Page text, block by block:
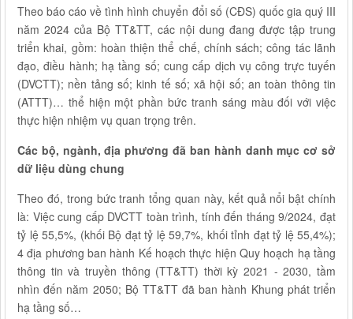
Theo báo cáo về tình hình chuyển đổi số (CĐS) quốc gia quý III
năm 2024 của Bộ TT&TT, các nội dung đang được tập trung
triển khai, gồm: hoàn thiện thể chế, chính sách; công tác lãnh
đạo, điều hành; hạ tầng số; cung cấp dịch vụ công trực tuyến
(DVCTT); nền tảng số; kinh tế số; xã hội số; an toàn thông tin
(ATTT)… thể hiện một phần bức tranh sáng màu đối với việc
thực hiện nhiệm vụ quan trọng trên.
Các bộ, ngành, địa phương đã ban hành danh mục cơ sở
dữ liệu dùng chung
Theo đó, trong bức tranh tổng quan này, kết quả nổi bật chính
là: Việc cung cấp DVCTT toàn trình, tính đến tháng 9/2024, đạt
tỷ lệ 55,5%, (khối Bộ đạt tỷ lệ 59,7%, khối tỉnh đạt tỷ lệ 55,4%);
4 địa phương ban hành Kế hoạch thực hiện Quy hoạch hạ tầng
thông tin và truyền thông (TT&TT) thời kỳ 2021 - 2030, tầm
nhìn đến năm 2050; Bộ TT&TT đã ban hành Khung phát triển
hạ tầng số…